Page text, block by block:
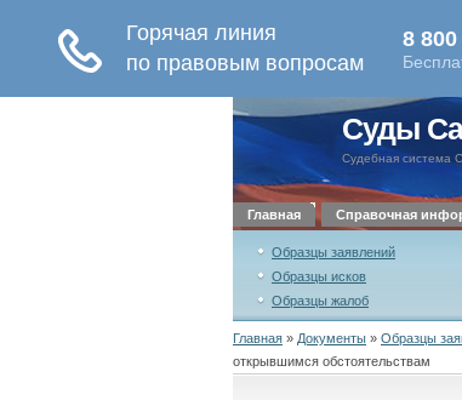
Суды
Судебная система
Главная Справочная
Образцы заявлений
Образцы исков
Образцы жалоб
Главная » Документы » Образцы
открывшимся обстоятельствам